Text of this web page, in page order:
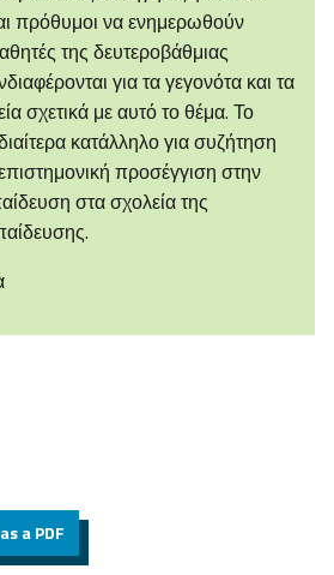
πρόθυμοι να ενημερωθούν
της δευτεροβάθμιας
για τα γεγονότα και τα
σχετικά με αυτό το θέμα. Το
κατάλληλο για συζήτηση
προσέγγιση στην
στα σχολεία της
a PDF